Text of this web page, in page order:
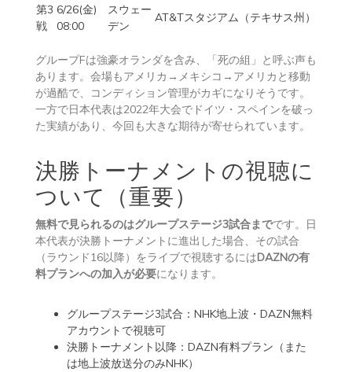
第3
戦
6/26(金)
08:00
スウェー
デン
AT&Tスタジアム（テキサス州）
グループFは強豪オランダを含み、「死の組」と呼ぶ声も
あります。会場もアメリカ→メキシコ→アメリカと移動
が過酷で、コンディション管理がカギになりそうです。
一方で日本代表は2022年大会でドイツ・スペインを破っ
た実績があり、今回も大きな期待が寄せられています。
決勝トーナメントの視聴に
ついて（重要）
無料で見られるのはグループステージ3試合までです。日
本代表が決勝トーナメントに進出した場合、その試合
（ラウンド16以降）をライブで視聴するにはDAZNの有
料プランへの加入が必要になります。
グループステージ3試合：NHK地上波・DAZN無料
アカウントで視聴可
決勝トーナメント以降：DAZN有料プラン（また
は地上波放送分のみNHK）